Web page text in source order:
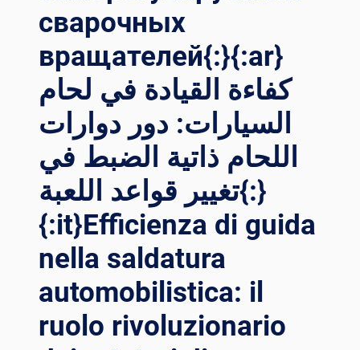
сварочных
вращателей{:}{:ar}
كفاءة القيادة في لحام
السيارات: دور دوارات
اللحام ذاتية الضبط في
تغيير قواعد اللعبة{:}
{:it}Efficienza di guida
nella saldatura
automobilistica: il
ruolo rivoluzionario